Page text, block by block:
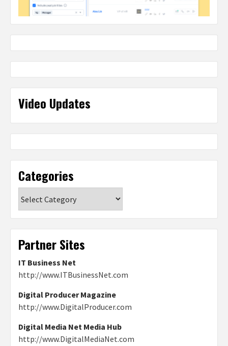
Video Updates
Categories
Partner Sites
IT Business Net
http://www.ITBusinessNet.com
Digital Producer Magazine
http://www.DigitalProducer.com
Digital Media Net Media Hub
http://www.DigitalMediaNet.com